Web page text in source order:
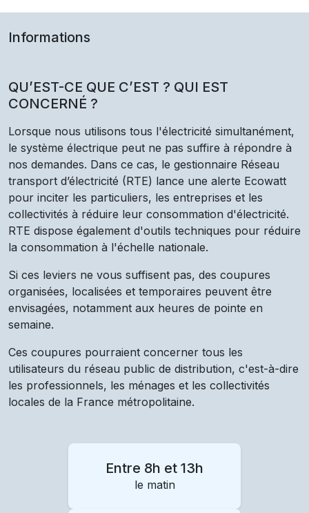
Informations
QU’EST-CE QUE C’EST ? QUI EST
CONCERNÉ ?
Lorsque nous utilisons tous l'électricité simultanément,
le système électrique peut ne pas suffire à répondre à
nos demandes. Dans ce cas, le gestionnaire Réseau
transport d’électricité (RTE) lance une alerte Ecowatt
pour inciter les particuliers, les entreprises et les
collectivités à réduire leur consommation d'électricité.
RTE dispose également d'outils techniques pour réduire
la consommation à l'échelle nationale.
Si ces leviers ne vous suffisent pas, des coupures
organisées, localisées et temporaires peuvent être
envisagées, notamment aux heures de pointe en
semaine.
Ces coupures pourraient concerner tous les
utilisateurs du réseau public de distribution, c'est-à-dire
les professionnels, les ménages et les collectivités
locales de la France métropolitaine.
Entre 8h et 13h
le matin